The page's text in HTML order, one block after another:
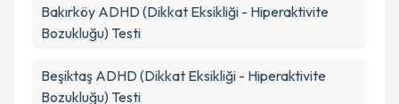
Bakırköy ADHD (Dikkat Eksikliği - Hiperaktivite
Bozukluğu) Testi
Beşiktaş ADHD (Dikkat Eksikliği - Hiperaktivite
Bozukluğu) Testi